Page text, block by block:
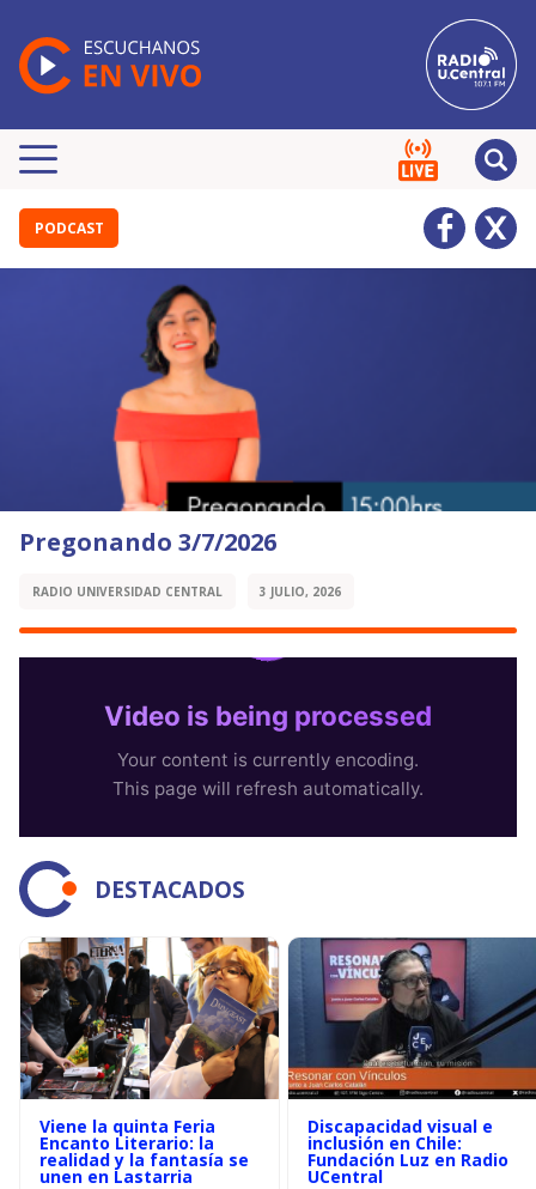
PODCAST
Pregonando 3/7/2026
RADIO UNIVERSIDAD CENTRAL 3 JULIO, 2026
DESTACADOS
Viene la quinta Feria
Encanto Literario: la
realidad y la fantasía se
unen en Lastarria
Discapacidad visual e
inclusión en Chile:
Fundación Luz en Radio
UCentral